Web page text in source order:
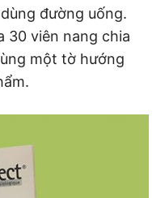
đường uống.
30 viên nang chia
một tờ hướng